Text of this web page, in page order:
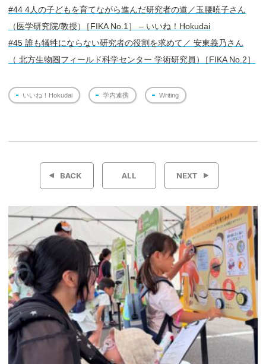
#44 4人の子どもを育てながら進んだ研究者の道／玉腰暁子さん
（医学研究院/教授）
［FIKA No.1］ – いいね！Hokudai
#45 誰も犠牲にならない研究者の役割を求めて／ 安東義乃さん
（ 北方生物圏フィールド科学センター 学術研究員 ） ［FIKA No.2］
いいね！Hokudai 学内連携 Writing
投
ビ
ゲ
ー
シ
ョ
ン
BACK ALL NEXT